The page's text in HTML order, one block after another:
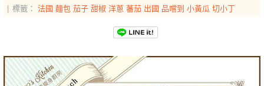
標籤： 法國 麵包 茄子 甜椒 洋蔥 蕃茄 出國 品嚐到 小黃瓜 切小丁